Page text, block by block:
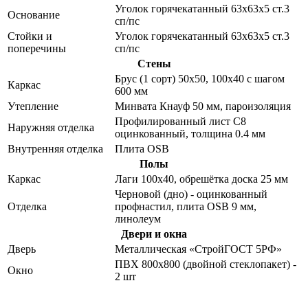
Основание
Уголок горячекатанный 63х63х5 ст.3
сп/пс
Стойки и
поперечины
Уголок горячекатанный 63х63х5 ст.3
сп/пс
Стены
Каркас
Брус (1 сорт) 50х50, 100х40 с шагом
600 мм
Утепление
Минвата Кнауф 50 мм, пароизоляция
Наружняя отделка
Профилированный лист С8
оцинкованный, толщина 0.4 мм
Внутренняя отделка
Плита OSB
Полы
Каркас
Лаги 100х40, обрешётка доска 25 мм
Отделка
Черновой (дно) - оцинкованный
профнастил, плита OSB 9 мм,
линолеум
Двери и окна
Дверь
Металлическая «СтройГОСТ 5РФ»
Окно
ПВХ 800х800 (двойной стеклопакет) -
2 шт